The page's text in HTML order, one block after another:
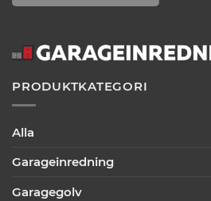
PRODUKTKATEGORI
Alla
Garageinredning
Garagegolv